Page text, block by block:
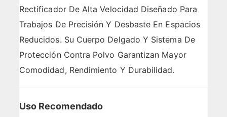
Rectificador De Alta Velocidad Diseñado Para
Trabajos De Precisión Y Desbaste En Espacios
Reducidos. Su Cuerpo Delgado Y Sistema De
Protección Contra Polvo Garantizan Mayor
Comodidad, Rendimiento Y Durabilidad.
Uso Recomendado